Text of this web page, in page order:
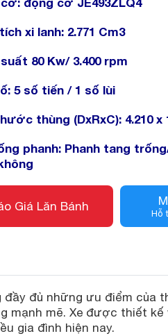
xi lanh: 2.771 Cm3
80 Kw/ 3.400 rpm
5 số tiến / 1 số lùi
thùng (DxRxC): 4.210 x
phanh: Phanh tang
Giá Lăn Bánh
Hỗ
đủ những ưu điểm của
mạnh mẽ. Xe được thiết kế
gia đình hiện nay.